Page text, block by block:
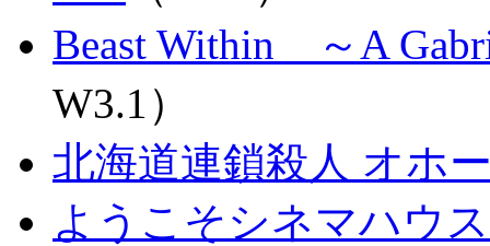
Beast Within ～A
W3.1）
北海道連鎖殺人 オホ
ようこそシネマハウ